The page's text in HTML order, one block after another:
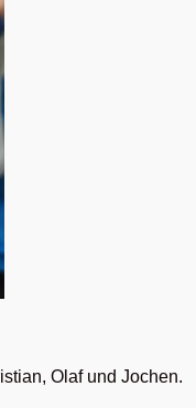
Olaf und Jochen.